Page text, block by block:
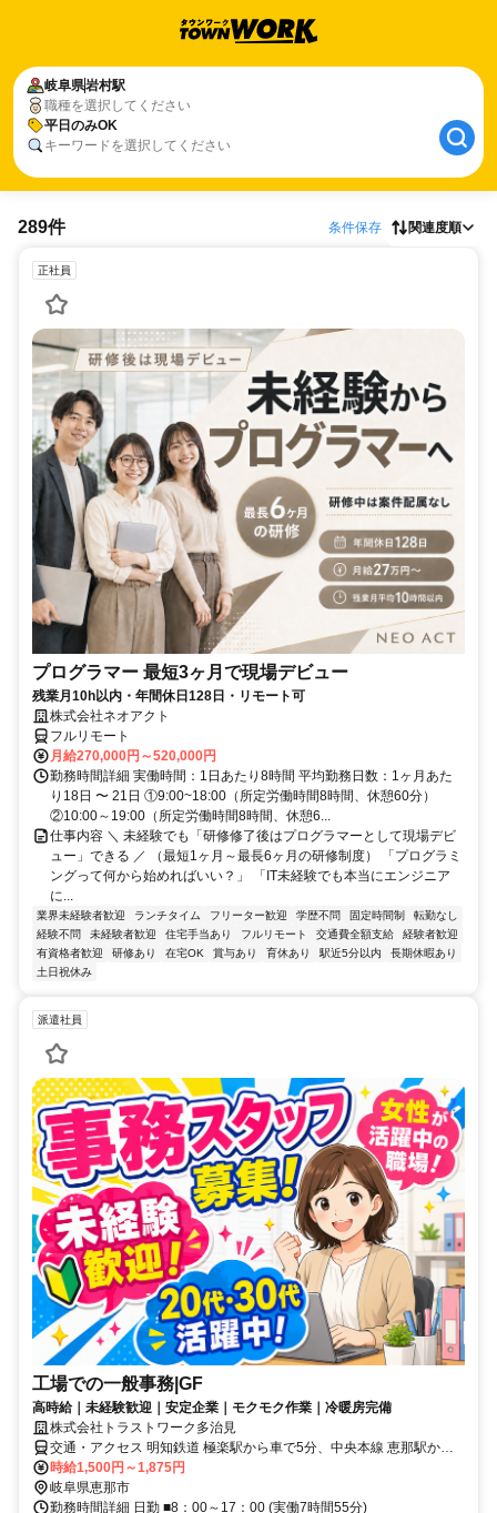
岐阜県岩村駅
職種を選択してください
平日のみOK
キーワードを選択してください
289件 条件保存 関連度順
正社員
プログラマー 最短3ヶ月で現場デビュー
残業月10h以内・年間休日128日・リモート可
株式会社ネオアクト
フルリモート
月給270,000円～520,000円
勤務時間詳細 実働時間：1日あたり8時間 平均勤務日数：1ヶ月あた
り18日 〜 21日 ①9:00~18:00（所定労働時間8時間、休憩60分）
②10:00～19:00（所定労働時間8時間、休憩6...
仕事内容 ＼ 未経験でも「研修修了後はプログラマーとして現場デビ
ュー」できる ／ （最短1ヶ月～最長6ヶ月の研修制度） 「プログラミ
ングって何から始めればいい？」 「IT未経験でも本当にエンジニア
に...
業界未経験者歓迎 ランチタイム フリーター歓迎 学歴不問 固定時間制
転勤なし
経験不問
未経験者歓迎 住宅手当あり フルリモート 交通費全額支給
経験者歓迎
有資格者歓迎
研修あり 在宅OK 賞与あり 育休あり 駅近5分以内
長期休暇あり
土日祝休み
派遣社員
工場での一般事務|GF
高時給｜未経験歓迎｜安定企業｜モクモク作業｜冷暖房完備
株式会社トラストワーク多治見
交通・アクセス 明知鉄道 極楽駅から車で5分、中央本線 恵那駅から
車で15分、中央本線 中津川駅から車で30分 ※自動車・バイク・自転
車通勤OK（無料駐車場完備）
時給1,500円～1,875円
岐阜県恵那市
勤務時間詳細 日勤 ■8：00～17：00 (実働7時間55分)